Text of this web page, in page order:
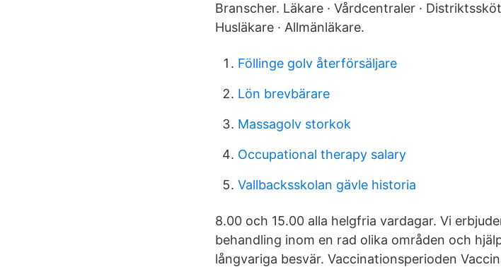
Branscher. Läkare · Vårdcentraler ·
Husläkare · Allmänläkare.
Föllinge golv återförsäljare
Lön brevbärare
Massagolv storkok
Occupational therapy salary
Vallbacksskolan gävle historia
8.00 och 15.00 alla helgfria vardagar. Vi
behandling inom en rad olika områden och
långvariga besvär. Vaccinationsperioden